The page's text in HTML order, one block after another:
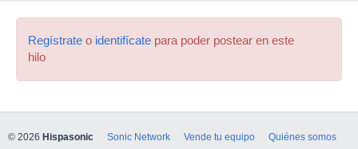
Regístrate o identifícate para poder postear en este
hilo
© 2026 Hispasonic Sonic Network Vende tu equipo Quiénes somos